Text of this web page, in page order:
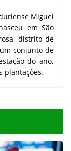
Miguel
em São
distrito de
conjunto de
do ano,
plantações.